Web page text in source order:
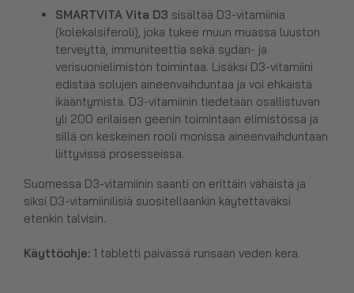
SMARTVITA Vita D3 sisältää D3-vitamiinia
(kolekalsiferoli), joka tukee muun muassa luuston
terveyttä, immuniteettia sekä sydän- ja
verisuonielimistön toimintaa. Lisäksi D3-vitamiini
edistää solujen aineenvaihduntaa ja voi ehkäistä
ikääntymistä. D3-vitamiinin tiedetään osallistuvan
yli 200 erilaisen geenin toimintaan elimistössä ja
sillä on keskeinen rooli monissa aineenvaihduntaan
liittyvissä prosesseissa.
Suomessa D3-vitamiinin saanti on erittäin vähäistä ja
siksi D3-vitamiinilisiä suositellaankin käytettäväksi
etenkin talvisin.
Käyttöohje: 1 tabletti päivässä runsaan veden kera.